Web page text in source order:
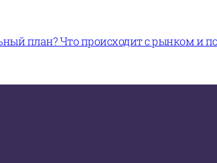
план? Что происходит с рынком и